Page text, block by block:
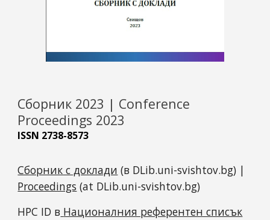
Сборник 2023 | Conference
Proceedings 2023
ISSN 2738-8573
Сборник с доклади (в DLib.uni-svishtov.bg) |
Proceedings (at DLib.uni-svishtov.bg)
HPC ID в Националния референтен списък